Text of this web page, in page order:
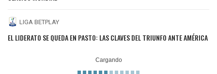
LIGA BETPLAY
EL LIDERATO SE QUEDA EN PASTO: LAS CLAVES DEL TRIUNFO ANTE AMÉRICA